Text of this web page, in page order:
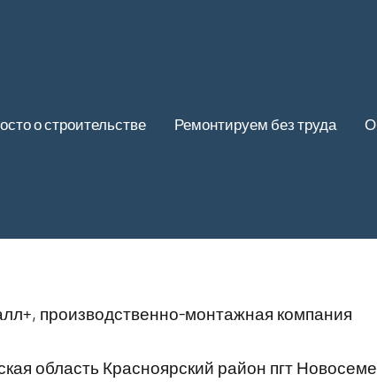
о строительстве Ремонтируем без труда
производственно-монтажная компания
область Красноярский район пгт